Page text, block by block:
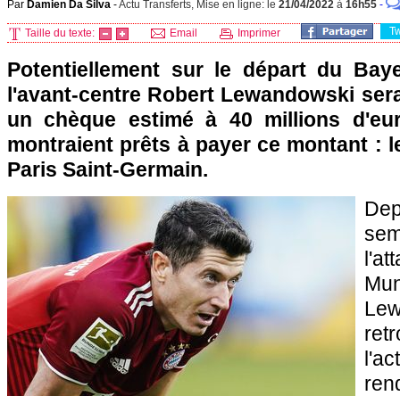
Par Damien Da Silva -Actu Transferts, Mise en ligne: le 21/04/2022 à 16h55 -
Taille du texte: Email Imprimer
Potentiellement sur le départ du
l'avant-centre Robert Lewandowski
un chèque estimé à 40 millions
montraient prêts à payer ce montant :
Paris Saint-Germain.